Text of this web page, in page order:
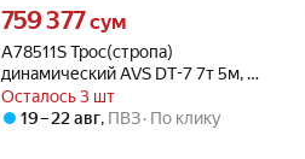
A78511S Трос(стропа)
динамический AVS DT-7 7т 5м, в
сумке
Осталось 3 шт
Цена 759377 сум вместо
759 377сум
19 – 22 авг, ПВЗ По клику